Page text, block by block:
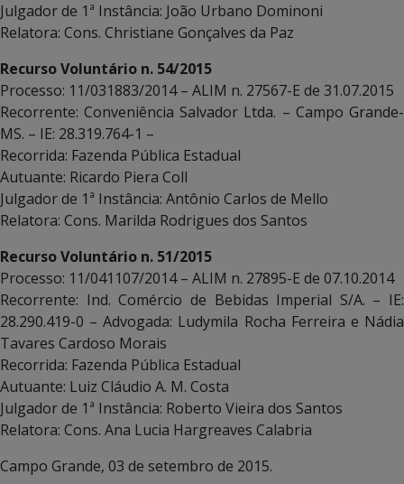
Julgador de 1ª Instância: João Urbano Dominoni
Relatora: Cons. Christiane Gonçalves da Paz
Recurso Voluntário n. 54/2015
Processo: 11/031883/2014 – ALIM n. 27567-E de 31.07.2015
Recorrente: Conveniência Salvador Ltda. – Campo Grande-
MS. – IE: 28.319.764-1 –
Recorrida: Fazenda Pública Estadual
Autuante: Ricardo Piera Coll
Julgador de 1ª Instância: Antônio Carlos de Mello
Relatora: Cons. Marilda Rodrigues dos Santos
Recurso Voluntário n. 51/2015
Processo: 11/041107/2014 – ALIM n. 27895-E de 07.10.2014
Recorrente: Ind. Comércio de Bebidas Imperial S/A. – IE:
28.290.419-0 – Advogada: Ludymila Rocha Ferreira e Nádia
Tavares Cardoso Morais
Recorrida: Fazenda Pública Estadual
Autuante: Luiz Cláudio A. M. Costa
Julgador de 1ª Instância: Roberto Vieira dos Santos
Relatora: Cons. Ana Lucia Hargreaves Calabria
Campo Grande, 03 de setembro de 2015.